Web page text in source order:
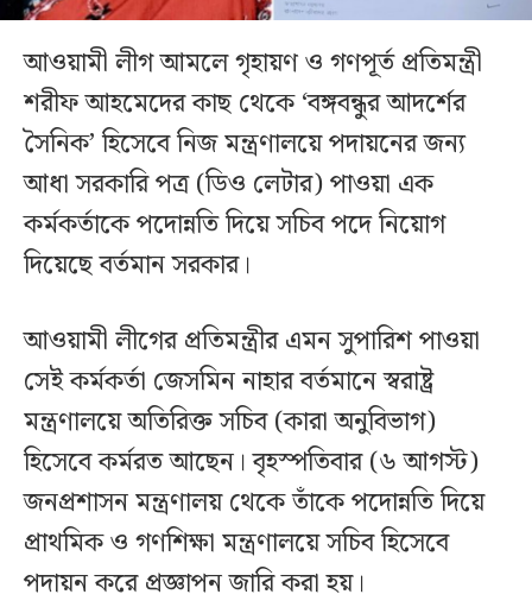
আওয়ামী লীগ আমলে গৃহায়ণ ও গণপূর্ত প্রতিমন্ত্রী
শরীফ আহমেদের কাছ থেকে ‘বঙ্গবন্ধুর আদর্শের
সৈনিক’ হিসেবে নিজ মন্ত্রণালয়ে পদায়নের জন্য
আধা সরকারি পত্র (ডিও লেটার) পাওয়া এক
কর্মকর্তাকে পদোন্নতি দিয়ে সচিব পদে নিয়োগ
দিয়েছে বর্তমান সরকার।
আওয়ামী লীগের প্রতিমন্ত্রীর এমন সুপারিশ পাওয়া
সেই কর্মকর্তা জেসমিন নাহার বর্তমানে স্বরাষ্ট্র
মন্ত্রণালয়ে অতিরিক্ত সচিব (কারা অনুবিভাগ)
হিসেবে কর্মরত আছেন। বৃহস্পতিবার (৬ আগস্ট)
জনপ্রশাসন মন্ত্রণালয় থেকে তাঁকে পদোন্নতি দিয়ে
প্রাথমিক ও গণশিক্ষা মন্ত্রণালয়ে সচিব হিসেবে
পদায়ন করে প্রজ্ঞাপন জারি করা হয়।